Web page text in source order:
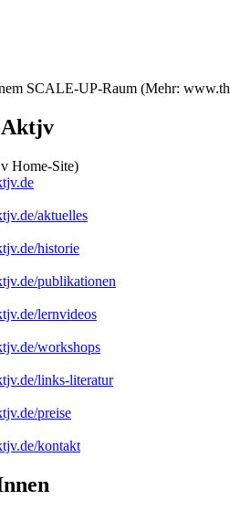
SCALE-UP-Raum (Mehr:
Aktjv
Home-Site)
aktuelles
historie
publikationen
lernvideos
workshops
links-literatur
preise
kontakt